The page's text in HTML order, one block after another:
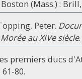
(Mass.) :
Peter.
au XIVe siècle
premiers ducs
80.